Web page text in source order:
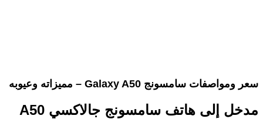
سعر ومواصفات سامسونج Galaxy A50 – مميزاته وعيوبه
مدخل إلى هاتف سامسونج جالاكسي A50